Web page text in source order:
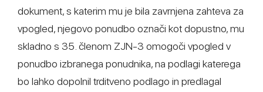
dokument, s katerim mu je bila zavrnjena zahteva za
vpogled, njegovo ponudbo označi kot dopustno, mu
skladno s 35. členom ZJN-3 omogoči vpogled v
ponudbo izbranega ponudnika, na podlagi katerega
bo lahko dopolnil trditveno podlago in predlagal